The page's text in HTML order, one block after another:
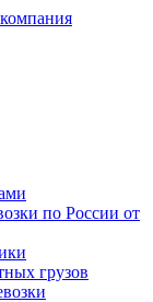
по России от
грузов